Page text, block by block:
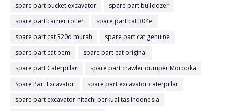
spare part bucket excavator
spare part bulldozer
spare part carrier roller
spare part cat 304e
spare part cat 320d murah
spare part cat genuine
spare part cat oem
spare part cat original
spare part Caterpillar
spare part crawler dumper Morooka
Spare Part Excavator
spare part excavator caterpillar
spare part excavator hitachi berkualitas indonesia